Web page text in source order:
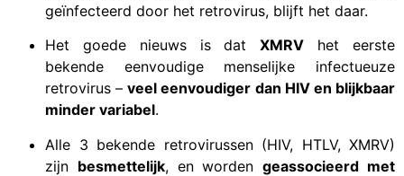
geïnfecteerd door het retrovirus, blijft het daar.
Het goede nieuws is datXMRV het eerste
bekende eenvoudige menselijke infectueuze
retrovirus –veel eenvoudiger dan HIV en blijkbaar
minder variabel.
Alle 3 bekende retrovirussen (HIV, HTLV, XMRV)
zijn besmettelijk, en wordengeassocieerd met